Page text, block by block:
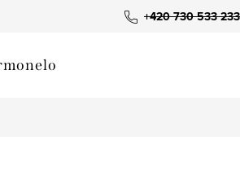
+420 730 533 233